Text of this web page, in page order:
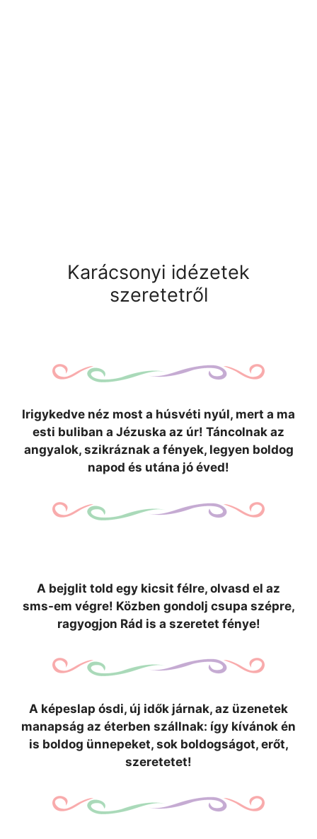
Karácsonyi idézetek
szeretetről
Irigykedve néz most a húsvéti nyúl, mert a ma
esti buliban a Jézuska az úr! Táncolnak az
angyalok, szikráznak a fények, legyen boldog
napod és utána jó éved!
A bejglit told egy kicsit félre, olvasd el az
sms-em végre! Közben gondolj csupa szépre,
ragyogjon Rád is a szeretet fénye!
A képeslap ósdi, új idők járnak, az üzenetek
manapság az éterben szállnak: így kívánok én
is boldog ünnepeket, sok boldogságot, erőt,
szeretetet!